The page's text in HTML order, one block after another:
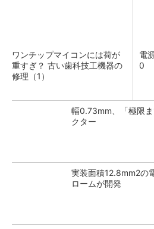
ワンチップマイコンには荷が
重すぎ？ 古い歯科技工機器の
修理（1）
電
0
幅0.73mm、「極限
クター
実装面積12.8mm2の
ロームが開発